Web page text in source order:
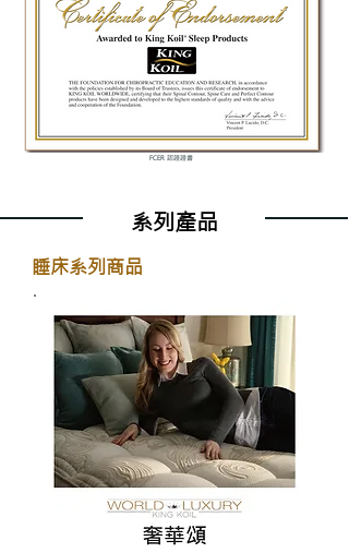
FCER 認證證書
​系列產品
睡床系列商品